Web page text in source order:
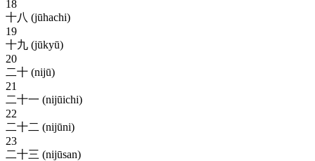
18
十八 (jūhachi)
19
十九 (jūkyū)
20
二十 (nijū)
21
二十一 (nijūichi)
22
二十二 (nijūni)
23
二十三 (nijūsan)